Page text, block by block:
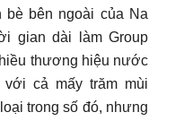
bè bên ngoài của Na
gian dài làm Group
thương hiệu nước
cả mấy trăm mùi
trong số đó, nhưng